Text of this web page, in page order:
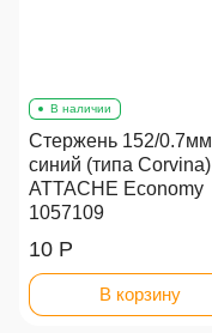
В наличии
Стержень 152/0.7мм
синий (типа Corvina)
ATTACHE Economy
1057109
10 Р
В корзину